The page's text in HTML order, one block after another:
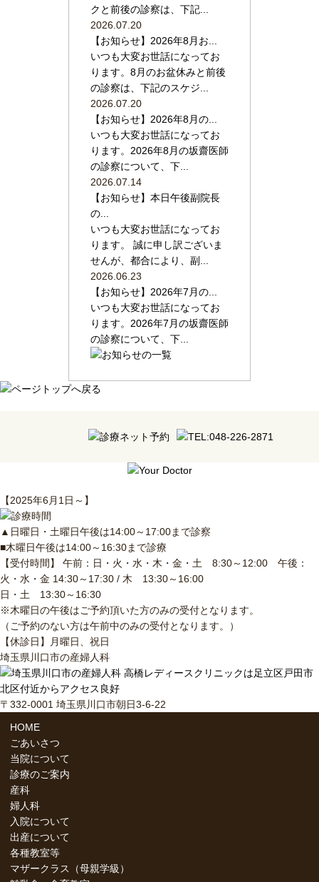
クと前後の診察は、下記...
2026.07.20
【お知らせ】2026年8月お...
いつも大変お世話になってお
ります。8月のお盆休みと前後
の診察は、下記のスケジ...
2026.07.20
【お知らせ】2026年8月の...
いつも大変お世話になってお
ります。2026年8月の坂齋医師
の診察について、下...
2026.07.14
【お知らせ】本日午後副院長
の...
いつも大変お世話になってお
ります。 誠に申し訳ございま
せんが、都合により、副...
2026.06.23
【お知らせ】2026年7月の...
いつも大変お世話になってお
ります。2026年7月の坂齋医師
の診察について、下...
【2025年6月1日～】
▲日曜日・土曜日午後は14:00～17:00まで診察
■木曜日午後は14:00～16:30まで診療
【受付時間】 午前：日・火・水・木・金・土 8:30～12:00 午後：
火・水・金 14:30～17:30 / 木 13:30～16:00
日・土 13:30～16:30
※木曜日の午後はご予約頂いた方のみの受付となります。
（ご予約のない方は午前中のみの受付となります。）
【休診日】月曜日、祝日
埼玉県川口市の産婦人科
〒332-0001 埼玉県川口市朝日3-6-22
HOME
ごあいさつ
当院について
診療のご案内
産科
婦人科
入院について
出産について
各種教室等
マザークラス（母親学級）